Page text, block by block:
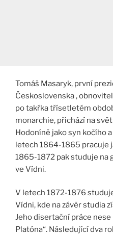
Tomáš Masaryk, první
Československa ,
po takřka třísetletém
monarchie, přichází na
Hodoníně jako syn kočího
letech 1864-1865 pracuje
1865-1872 pak studuje na
ve Vídni.
V letech 1872-1876
Vídni, kde na závěr studia
Jeho disertační práce nese
Platóna“. Následující dva